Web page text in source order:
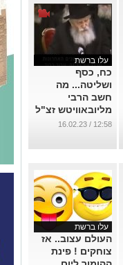
עלו ברשת
כח, כסף
ושליטה... מה
חשב הרבי
מליובאוויטש זצ"ל
כבר לפני עשרות
החרדיות.
12:58 / 16.02.23
עלו ברשת
העולם עצוב.. אז
צוחקים ! פינת